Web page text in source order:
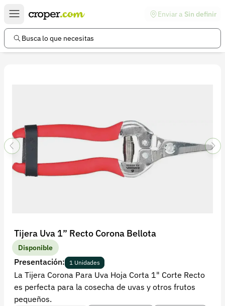
Enviar a Sin definir
Busca lo que necesitas
Tijera Uva 1” Recto Corona Bellota
Disponible
Presentación: 1 Unidades
La Tijera Corona Para Uva Hoja Corta 1" Corte Recto
es perfecta para la cosecha de uvas y otros frutos
pequeños.
Enlaces de interés
Preguntas frecuentes
Política de devoluciones
Política de privacidad
Cuenta
Recuperar contraseña
Contacto
Soporte
+57 323 2931928